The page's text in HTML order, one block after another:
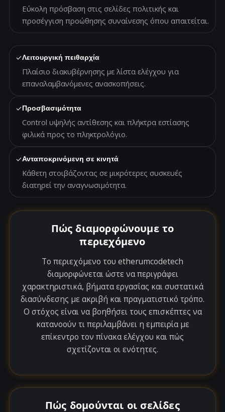
Εύκολη πρόσβαση στις σελίδες πολιτικής και
προσέγγιση προώθησης συναίνεσης όπου απαιτείται.
✓Λειτουργική πειθαρχία
Πλαίσιο διακυβέρνησης με λίστα ελέγχου για
επαναλαμβανόμενες ανασκοπήσεις.
✓Προσβασιμότητα
Control υψηλής αντίθεσης και πλήκτρα εστίασης
φιλικά προς το πληκτρολόγιο.
✓Ανταποκρινόμενη σε κινητά
Κάθετη στοιβάζοντας σε μικρότερες συσκευές
διατηρεί την αναγνωσιμότητα.
Πώς διαμορφώνουμε το
περιεχόμενο
Το περιεχόμενο του etherumcodetech
διαμορφώνεται ώστε να περιγράφει
χαρακτηριστικά, βήματα εργασίας και συστατικά
διασύνδεσης με ακριβή και πραγματιστικό τρόπο.
Ο στόχος είναι να βοηθήσει τους επισκέπτες να
κατανοούν τι περιλαμβάνει η εμπειρία με
επίκεντρο τον πίνακα ελέγχου και πώς
σχετίζονται οι ενότητες.
Πώς δομούνται οι σελίδες